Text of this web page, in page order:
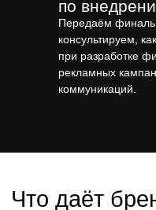
по
Передаём
консультируем,
при разработке
рекламных
коммуникаций.